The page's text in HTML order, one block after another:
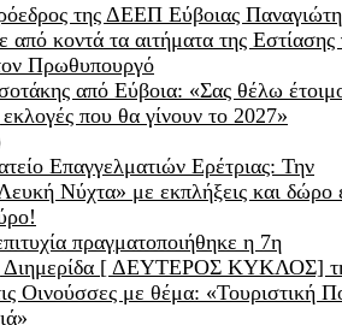
της ΔΕΕΠ Εύβοιας
κοντά τα αιτήματα της Εστίασης
Πρωθυπουργό
από Εύβοια: «Σας θέλω
εκλογές που θα γίνουν το 2027»
Επαγγελματιών Ερέτριας: Την
Νύχτα» με εκπλήξεις και δώρο
πραγματοποιήθηκε η 7η
Διημερίδα [ ΔEYΤΕΡΟΣ ΚΥΚΛΟΣ]
με θέμα: «Τουριστική